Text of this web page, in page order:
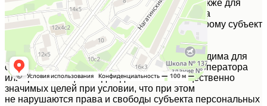
является субъект персональных данных, а также для
заключения договора по инициативе субъекта
персональных данных или договора, по которому субъект
персональных данных будет являться
выгодоприобретателем или поручителем.
7.5. Обработка персональных данных необходима для
осуществления прав и законных интересов оператора
или третьих лиц либо для достижения общественно
значимых целей при условии, что при этом
не нарушаются права и свободы субъекта персональных